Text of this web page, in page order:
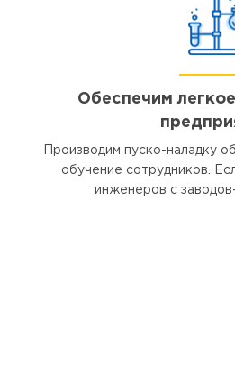
Обеспечим
Производим пуско-наладку
обучение сотрудников.
инженеров с